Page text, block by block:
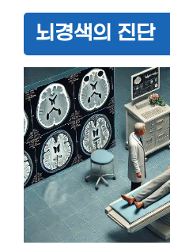
뇌경색의 진단